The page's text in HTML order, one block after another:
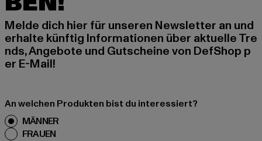
Melde dich hier für unseren Newsletter an und
erhalte künftig Informationen über aktuelle Tre
nds, Angebote und Gutscheine von DefShop p
er E-Mail!
An welchen Produkten bist du interessiert?
MÄNNER
FRAUEN